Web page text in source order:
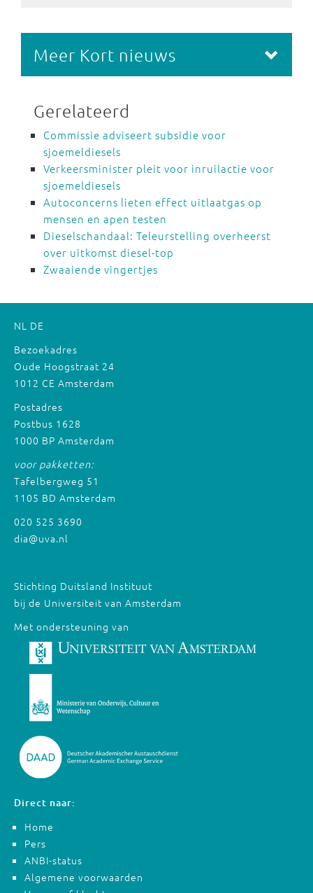
Meer Kort nieuws
Gerelateerd
Commissie adviseert subsidie voor
sjoemeldiesels
Verkeersminister pleit voor inruilactie voor
sjoemeldiesels
Autoconcerns lieten effect uitlaatgas op
mensen en apen testen
Dieselschandaal: Teleurstelling overheerst
over uitkomst diesel-top
Zwaaiende vingertjes
NL DE
Bezoekadres
Oude Hoogstraat 24
1012 CE Amsterdam
Postadres
Postbus 1628
1000 BP Amsterdam
voor pakketten:
Tafelbergweg 51
1105 BD Amsterdam
020 525 3690
dia@uva.nl
Stichting Duitsland Instituut
bij de Universiteit van Amsterdam
Met ondersteuning van
Direct naar:
Home
Pers
ANBI-status
Algemene voorwaarden